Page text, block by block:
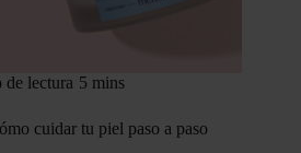
de lectura 5 mins
cuidar tu piel paso a paso